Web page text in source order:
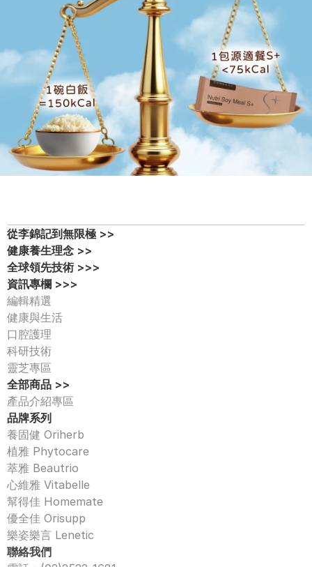
從李錦記到無限極 >>
健康養生理念 >>
全球領先技術 >>>
資訊專欄 >>>
編輯精選
健康與生活
口腔護理
科研技術
靈芝專區
全部商品 >>
產品介紹專區
品牌系列
養固健 Oriherb
植雅 Phytocare
萃雅 Beautrio
心維雅 Vitabelle
幫得佳 Homemate
優全佳 Orisupp
樂姿樂言 Lenetic
聯絡我們